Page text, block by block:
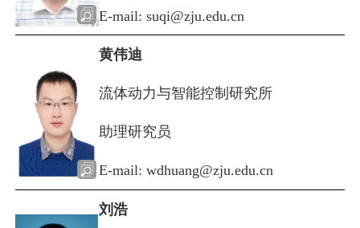
E-mail: suqi@zju.edu.cn
黄伟迪
流体动力与智能控制研究所
助理研究员
E-mail: wdhuang@zju.edu.cn
刘浩